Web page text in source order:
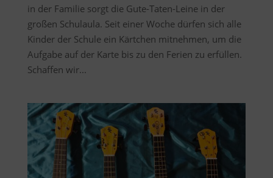
in der Familie sorgt die Gute-Taten-Leine in der
großen Schulaula. Seit einer Woche dürfen sich alle
Kinder der Schule ein Kärtchen mitnehmen, um die
Aufgabe auf der Karte bis zu den Ferien zu erfüllen.
Schaffen wir...